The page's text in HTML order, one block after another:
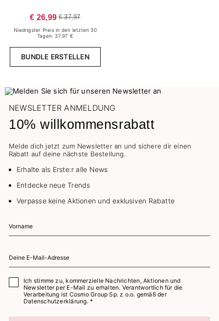
€ 26,99 € 37,97
Niedrigster Preis in den letzten 30
Tagen: 37.97 €
BUNDLE ERSTELLEN
NEWSLETTER ANMELDUNG
10% willkommensrabatt
Melde dich jetzt zum Newsletter an und sichere dir einen
Rabatt auf deine nächste Bestellung.
Erhalte als Erste:r alle News
Entdecke neue Trends
Verpasse keine Aktionen und exklusiven Rabatte
Ich stimme zu, kommerzielle Nachrichten, Aktionen und
Newsletter per E-Mail zu erhalten. Verantwortlich für die
Verarbeitung ist Cosmo Group Sp. z o.o. gemäß der
Datenschutzerklärung. *